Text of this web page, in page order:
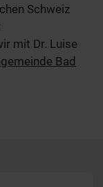
Schweiz
mit Dr. Luise
Bad